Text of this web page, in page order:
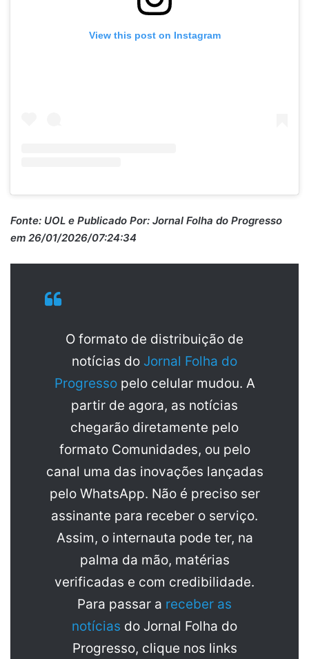
View this post on Instagram
Fonte: UOL e Publicado Por: Jornal Folha do Progresso
em 26/01/2026/07:24:34
O formato de distribuição de
notícias do Jornal Folha do
Progresso pelo celular mudou. A
partir de agora, as notícias
chegarão diretamente pelo
formato Comunidades, ou pelo
canal uma das inovações lançadas
pelo WhatsApp. Não é preciso ser
assinante para receber o serviço.
Assim, o internauta pode ter, na
palma da mão, matérias
verificadas e com credibilidade.
Para passar a receber as
notícias do Jornal Folha do
Progresso, clique nos links